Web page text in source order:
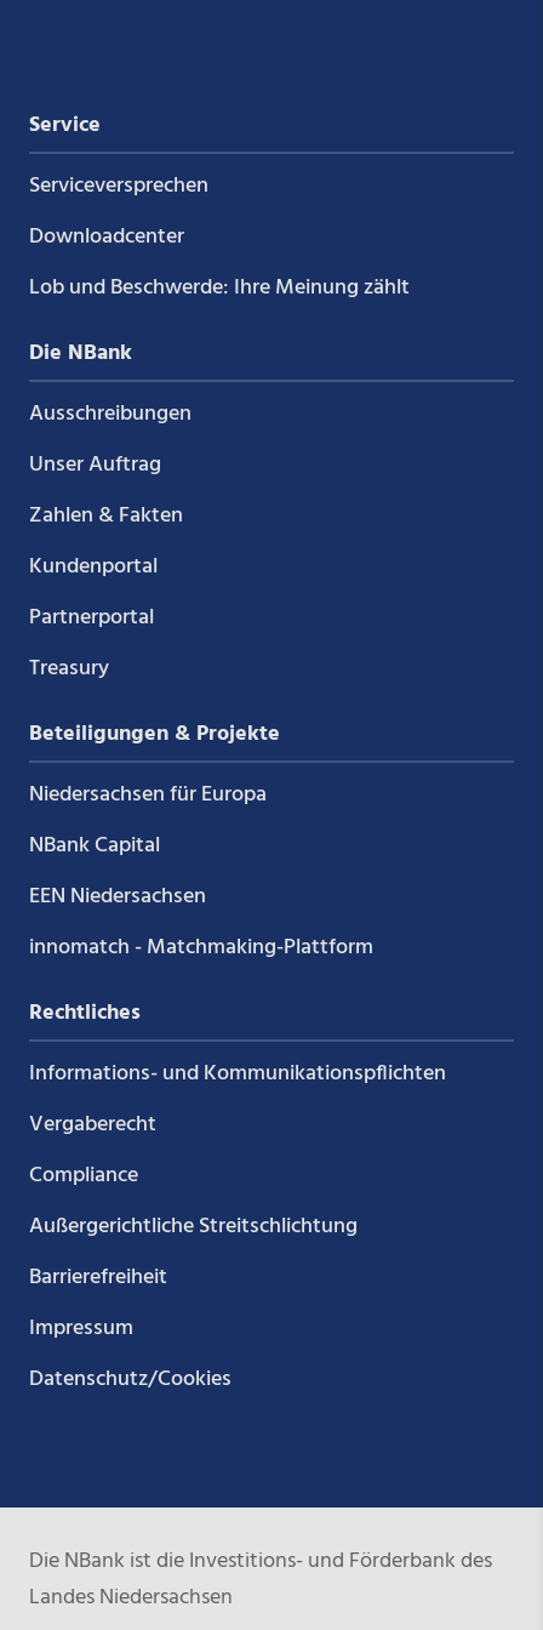
Service
Service­versprechen
Downloadcenter
Lob und Beschwerde: Ihre Meinung zählt
Die NBank
Ausschreibungen
Unser Auftrag
Zahlen & Fakten
Kundenportal
Partnerportal
Treasury
Beteiligungen & Projekte
Niedersachsen für Europa
NBank Capital
EEN Niedersachsen
innomatch - Matchmaking-Plattform
Rechtliches
Informations- und Kommunikations­pflichten
Vergaberecht
Compliance
Außergerichtliche Streitschlichtung
Barrierefreiheit
Impressum
Datenschutz/Cookies
Die NBank ist die Investitions- und Förderbank des
Landes Niedersachsen